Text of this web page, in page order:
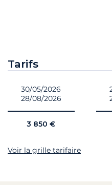
Tarifs
30/05/2026
28/08/2026
3 850 €
Voir la grille tarifaire